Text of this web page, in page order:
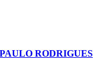
RODRIGUES